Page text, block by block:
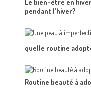
Le bien-être en
pendant l'hiver?
quelle routine
Routine beauté à